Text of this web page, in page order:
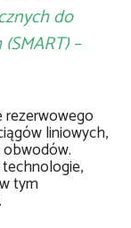
do
–
rezerwowego
liniowych,
tym